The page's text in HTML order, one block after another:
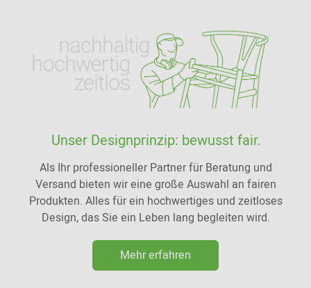
Unser Designprinzip: bewusst fair.
Als Ihr professioneller Partner für Beratung und
Versand bieten wir eine große Auswahl an fairen
Produkten. Alles für ein hochwertiges und zeitloses
Design, das Sie ein Leben lang begleiten wird.
Mehr erfahren